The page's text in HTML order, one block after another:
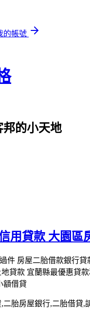
的帳號
邦的小天地
用貸款 大園區
件 房屋二胎借款銀行
貸款 宜蘭縣最優惠貸
額借貸
胎房屋銀行,二胎借貸,